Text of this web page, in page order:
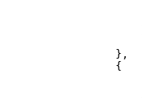
},
{